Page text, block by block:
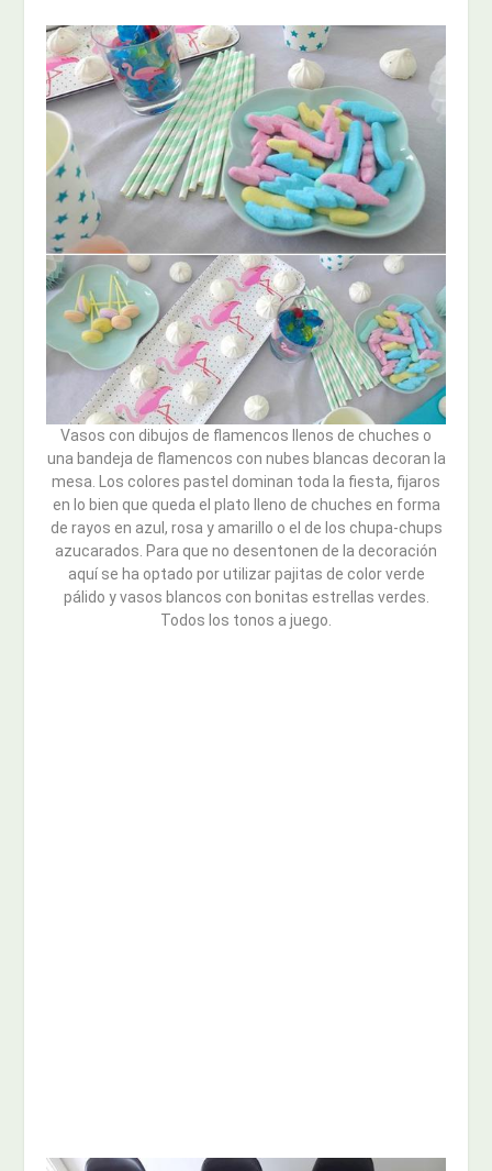
Vasos con dibujos de flamencos llenos de chuches o
una bandeja de flamencos con nubes blancas decoran la
mesa. Los colores pastel dominan toda la fiesta, fijaros
en lo bien que queda el plato lleno de chuches en forma
de rayos en azul, rosa y amarillo o el de los chupa-chups
azucarados. Para que no desentonen de la decoración
aquí se ha optado por utilizar pajitas de color verde
pálido y vasos blancos con bonitas estrellas verdes.
Todos los tonos a juego.